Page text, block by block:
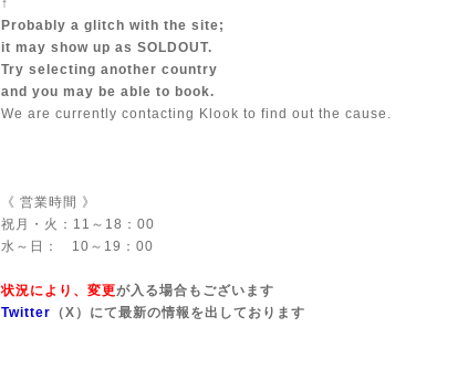
↑
Probably a glitch with the site;
it may show up as SOLDOUT.
Try selecting another country
and you may be able to book.
We are currently contacting Klook to find out the cause.
《 営業時間 》
祝月・火：11～18：00
水～日： 10～19：00
状況により、変更が入る場合もございます
Twitter （X）にて最新の情報を出しております